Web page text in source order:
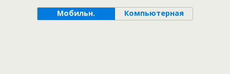
Мобильн. Компьютерная